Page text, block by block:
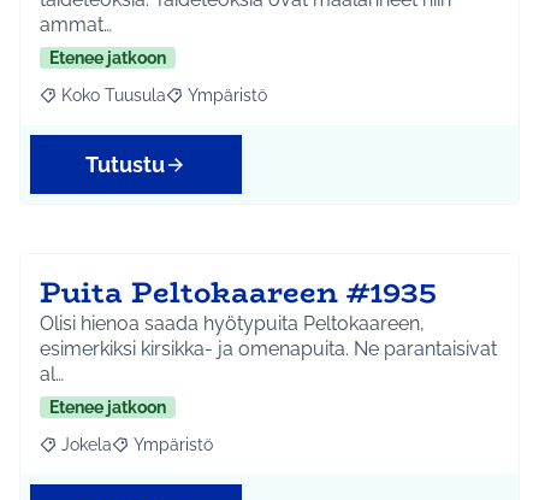
ammat…
Etenee jatkoon
Rajaa tulokset aihepiirin mukaan: Koko Tuusula
Koko Tuusula Rajaa tulokset teeman mukaan: Ympäristö
Ympäristö
Tutustu
Puita Peltokaareen #1935
Olisi hienoa saada hyötypuita Peltokaareen,
esimerkiksi kirsikka- ja omenapuita. Ne parantaisivat
al…
Etenee jatkoon
Rajaa tulokset aihepiirin mukaan: Jokela
Jokela Rajaa tulokset teeman mukaan: Ympäristö
Ympäristö